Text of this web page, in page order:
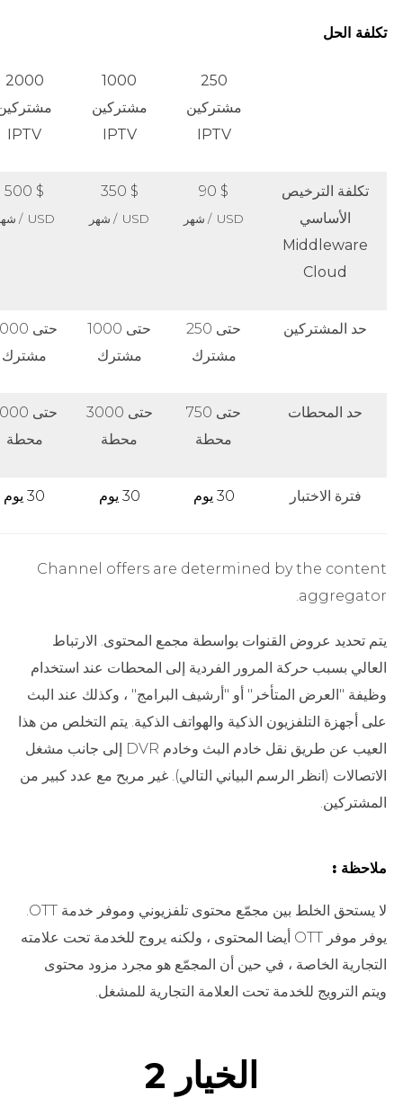
تكلفة الحل
250
مشتركين
IPTV
1000
مشتركين
IPTV
2000
IPTV
تكلفة الترخيص
الأساسي
Middleware
Cloud
$ 90
USD / شهر
$ 350
USD / شهر
$ 500
USD / شهر
حد المشتركين
حتى 250
مشترك
حتى 1000
مشترك
حتى
مشترك
حد المحطات
حتى 750
محطة
حتى 3000
محطة
حتى
محطة
فترة الاختبار 30 يوم 30 يوم 30 يوم
Channel offers are determined by the content
aggregator.
يتم تحديد عروض القنوات بواسطة مجمع المحتوى. الارتباط
العالي بسبب حركة المرور الفردية إلى المحطات عند استخدام
وظيفة "العرض المتأخر" أو "أرشيف البرامج" ، وكذلك عند البث
على أجهزة التلفزيون الذكية والهواتف الذكية. يتم التخلص من هذا
العيب عن طريق نقل خادم البث وخادم DVR إلى جانب مشغل
الاتصالات (انظر الرسم البياني التالي). غير مربح مع عدد كبير من
المشتركين.
ملاحظة :
لا يستحق الخلط بين مجمّع محتوى تلفزيوني وموفر خدمة OTT.
يوفر موفر OTT أيضا المحتوى ، ولكنه يروج للخدمة تحت علامته
التجارية الخاصة ، في حين أن المجمّع هو مجرد مزود محتوى
ويتم الترويج للخدمة تحت العلامة التجارية للمشغل.
الخيار 2